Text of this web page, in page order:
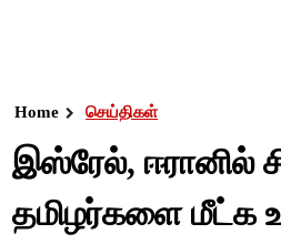
Home செய்திகள்
இஸ்ரேல், ஈரானில்
தமிழர்களை மீட்க